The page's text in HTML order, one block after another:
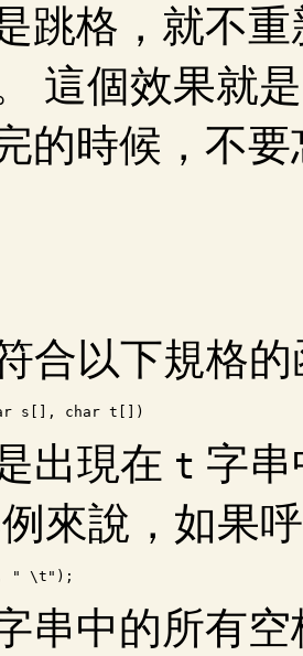
跳格，就不
這個效果就
的時候，不
合以下規格的
出現在 t 字
來說，如果
串中的所有